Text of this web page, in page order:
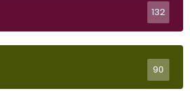
132
90